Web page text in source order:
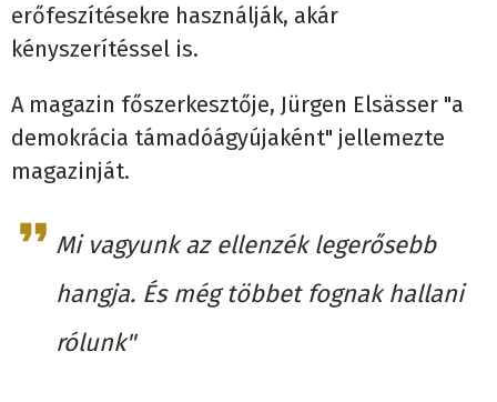
erőfeszítésekre használják, akár
kényszerítéssel is.
A magazin főszerkesztője, Jürgen Elsässer "a
demokrácia támadóágyújaként" jellemezte
magazinját.
Mi vagyunk az ellenzék legerősebb
hangja. És még többet fognak hallani
rólunk"